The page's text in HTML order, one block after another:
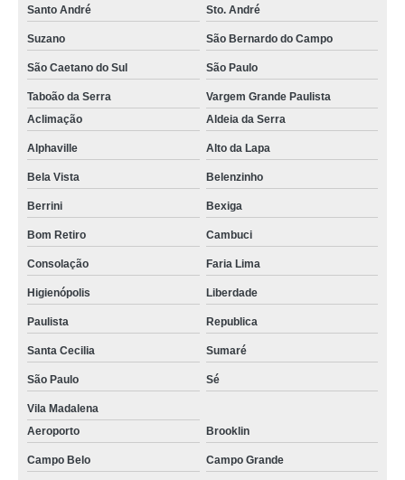
Santo André Sto. André
Suzano São Bernardo do Campo
São Caetano do Sul São Paulo
Taboão da Serra
Vargem Grande Paulista
Aclimação
Aldeia da Serra
Alphaville Alto da Lapa
Bela Vista Belenzinho
Berrini Bexiga
Bom Retiro Cambuci
Consolação Faria Lima
Higienópolis Liberdade
Paulista Republica
Santa Cecilia Sumaré
São Paulo Sé
Vila Madalena
Aeroporto
Brooklin
Campo Belo Campo Grande